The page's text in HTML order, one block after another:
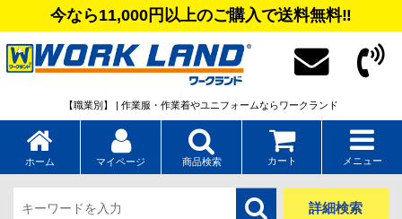
今なら11,000円以上のご購入で送料無料‼
【職業別】 | 作業服・作業着やユニフォームならワークランド
ホーム マイページ 商品検索 カート メニュー
詳細検索